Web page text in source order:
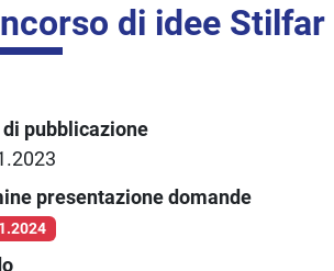
di idee
di pubblicazione
presentazione domande